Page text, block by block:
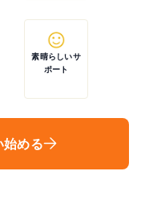
素晴らしいサ
ポート
始める